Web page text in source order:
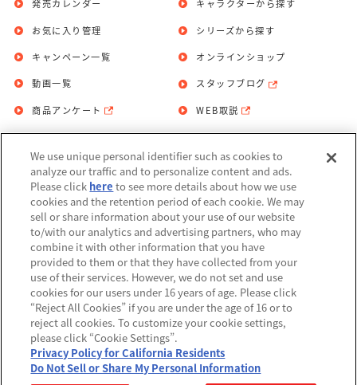
発売カレンダー
お気に入り管理
キャラクターから探す
シリーズから探す
キャンペーン一覧
動画一覧
商品アンケート
オンラインショップ
スタッフブログ
WEB取説
お問い合わせ 個人情報保護方針
利用規約
Do Not Sell or Share My Personal
Information
アレルギー情報
©BANDAI
We use unique personal identifier such as cookies to
analyze our traffic and to personalize content and ads.
Please click here to see more details about how we use
cookies and the retention period of each cookie. We may
sell or share information about your use of our website
to/with our analytics and advertising partners, who may
combine it with other information that you have
provided to them or that they have collected from your
use of their services. However, we do not set and use
cookies for our users under 16 years of age. Please click
“Reject All Cookies” if you are under the age of 16 or to
reject all cookies. To customize your cookie settings,
please click “Cookie Settings”.
Privacy Policy for California Residents
Do Not Sell or Share My Personal Information